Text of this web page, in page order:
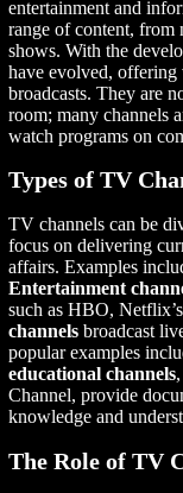
entertainment and
range of content, from
shows. With the
have evolved, offering
broadcasts. They are
room; many channels
watch programs on
Types of TV
TV channels can be
focus on delivering
affairs. Examples
Entertainment
such as HBO,
channels broadcast
popular examples
educational channels
Channel, provide
knowledge and
The Role of TV